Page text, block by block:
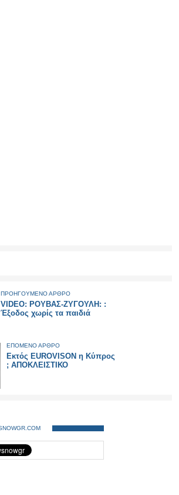
ΠΡΟΗΓΟΥΜΕΝΟ ΑΡΘΡΟ
VIDEO: ΡΟΥΒΑΣ-ΖΥΓΟΥΛΗ: :
Έξοδος χωρίς τα παιδιά
ΕΠΟΜΕΝΟ ΑΡΘΡΟ
Εκτός EUROVISON η Κύπρος
; ΑΠΟΚΛΕΙΣΤΙΚΟ